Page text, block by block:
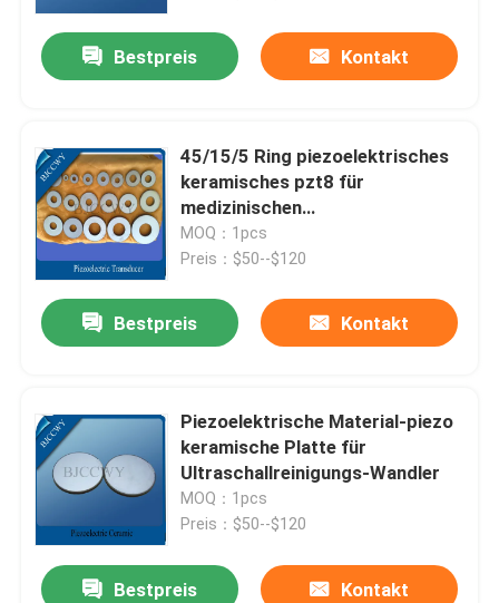
Bestpreis Kontakt
45/15/5 Ring piezoelektrisches
keramisches pzt8 für
medizinischen
Maschinenreinigung Wandler
MOQ：1pcs
Preis：$50--$120
Bestpreis Kontakt
Piezoelektrische Material-piezo
keramische Platte für
Ultraschallreinigungs-Wandler
MOQ：1pcs
Preis：$50--$120
Bestpreis Kontakt